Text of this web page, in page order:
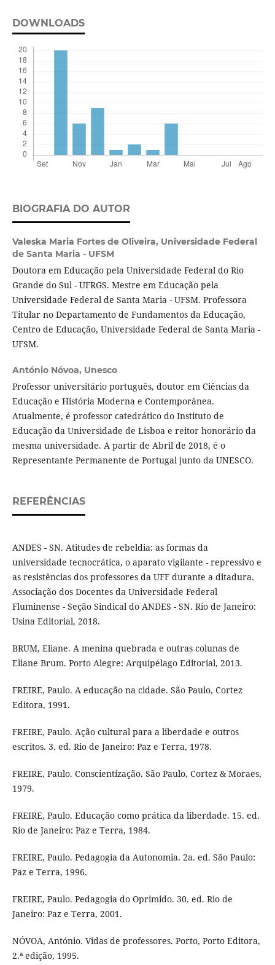
DOWNLOADS
BIOGRAFIA DO AUTOR
Valeska Maria Fortes de Oliveira, Universidade Federal
de Santa Maria - UFSM
Doutora em Educação pela Universidade Federal do Rio
Grande do Sul - UFRGS. Mestre em Educação pela
Universidade Federal de Santa Maria - UFSM. Professora
Titular no Departamento de Fundamentos da Educação,
Centro de Educação, Universidade Federal de Santa Maria -
UFSM.
António Nóvoa, Unesco
Professor universitário português, doutor em Ciências da
Educação e História Moderna e Contemporânea.
Atualmente, é professor catedrático do Instituto de
Educação da Universidade de Lisboa e reitor honorário da
mesma universidade. A partir de Abril de 2018, é o
Representante Permanente de Portugal junto da UNESCO.
REFERÊNCIAS
ANDES - SN. Atitudes de rebeldia: as formas da
universidade tecnocrática, o aparato vigilante - repressivo e
as resistências dos professores da UFF durante a ditadura.
Associação dos Docentes da Universidade Federal
Fluminense - Seção Sindical do ANDES - SN. Rio de Janeiro:
Usina Editorial, 2018.
BRUM, Eliane. A menina quebrada e outras colunas de
Eliane Brum. Porto Alegre: Arquipélago Editorial, 2013.
FREIRE, Paulo. A educação na cidade. São Paulo, Cortez
Editora, 1991.
FREIRE, Paulo. Ação cultural para a liberdade e outros
escritos. 3. ed. Rio de Janeiro: Paz e Terra, 1978.
FREIRE, Paulo. Conscientização. São Paulo, Cortez & Moraes,
1979.
FREIRE, Paulo. Educação como prática da liberdade. 15. ed.
Rio de Janeiro: Paz e Terra, 1984.
FREIRE, Paulo. Pedagogia da Autonomia. 2a. ed. São Paulo:
Paz e Terra, 1996.
FREIRE, Paulo. Pedagogia do Oprimido. 30. ed. Rio de
Janeiro: Paz e Terra, 2001.
NÓVOA, António. Vidas de professores. Porto, Porto Editora,
2.ª edição, 1995.